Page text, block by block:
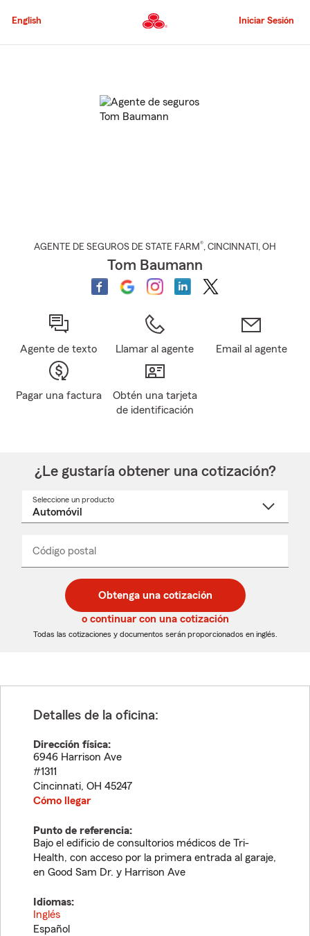
al
principal
English Iniciar Sesión
AGENTE DE SEGUROS DE STATE FARM®, CINCINNATI , OH
Tom Baumann
Agente de texto Llamar al agente Email al agente
Pagar una factura
Obtén una tarjeta
de identificación
¿Le gustaría obtener una cotización?
Seleccione un producto
desplegable
Código postal
de
5
dígitos
de
5
dígitos
_____
Obtenga una cotización
o continuar con una cotización
Todas las cotizaciones y documentos serán proporcionados en inglés.
Detalles de la oficina:
Dirección física:
6946 Harrison Ave
#1311
Cincinnati, OH 45247
Cómo llegar
Punto de referencia:
Bajo el edificio de consultorios médicos de Tri-
Health, con acceso por la primera entrada al garaje,
en Good Sam Dr. y Harrison Ave
Idiomas:
Inglés
Español